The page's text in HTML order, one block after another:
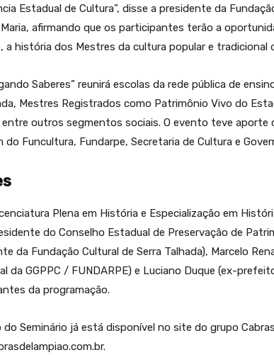
Estadual de Cultura”, disse a presidente da
afirmando que os participantes terão a
a história dos Mestres da cultura popular e tradicional
Saberes” reunirá escolas da rede pública de
Mestres Registrados como Patrimônio Vivo do
outros segmentos sociais. O evento teve aporte
do Funcultura, Fundarpe, Secretaria de Cultura e
Plena em História e Especialização em
do Conselho Estadual de Preservação de
da Fundação Cultural de Serra Talhada), Marcelo
da GGPPC / FUNDARPE) e Luciano Duque (ex-
da programação.
do Seminário já está disponível no site do grupo